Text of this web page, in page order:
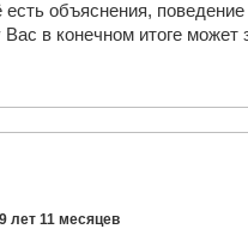
объяснения,
в конечном итоге
9 лет 11 месяцев